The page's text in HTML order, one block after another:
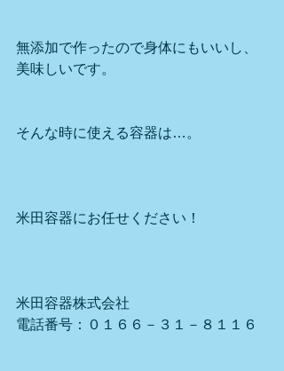
無添加で作ったので身体にもいいし、
美味しいです。
そんな時に使える容器は…。
米田容器にお任せください！
米田容器株式会社
電話番号：０１６６－３１－８１１６